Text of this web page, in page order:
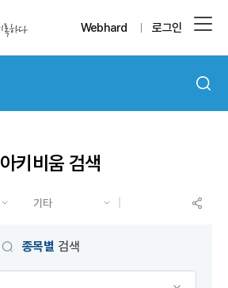
Webhard 로그인
아키비움 검색
기타
종목별 검색